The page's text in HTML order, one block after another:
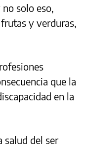
solo eso,
y verduras,
que la
en la
salud del ser